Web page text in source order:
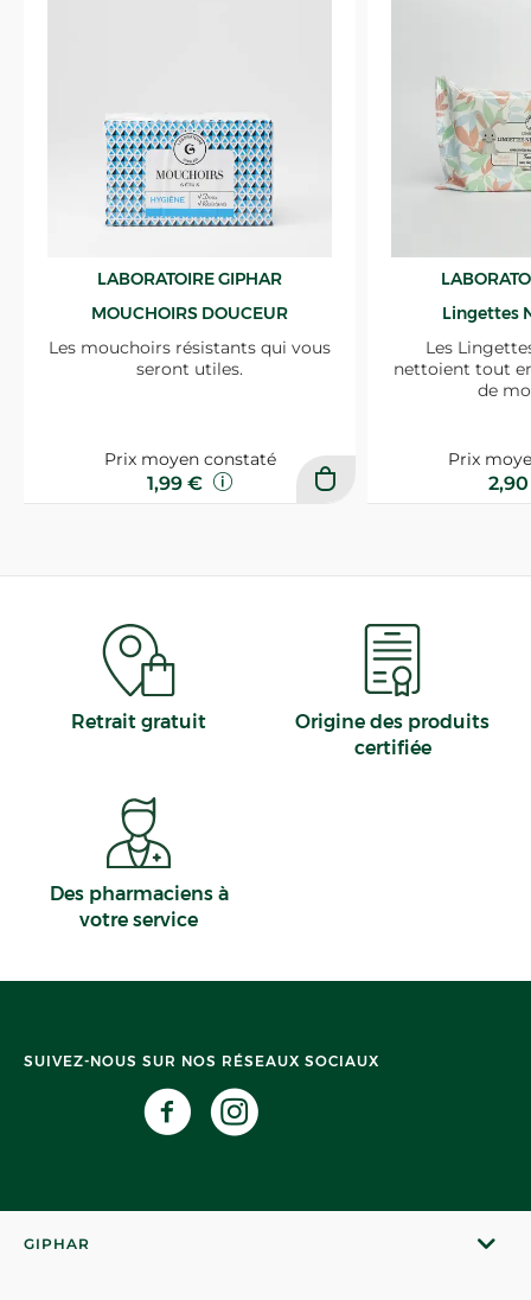
LABORATOIRE GIPHAR
MOUCHOIRS DOUCEUR
Les mouchoirs résistants qui vous
seront utiles.
Prix moyen constaté
1,99 €
Lingettes
Les
nettoient tout
de
Prix
Retrait gratuit
Origine des produits
certifiée
Des pharmaciens à
votre service
SUIVEZ-NOUS SUR NOS RÉSEAUX SOCIAUX
GIPHAR